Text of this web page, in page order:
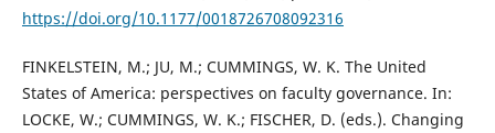
https://doi.org/10.1177/0018726708092316
FINKELSTEIN, M.; JU, M.; CUMMINGS, W. K. The United
States of America: perspectives on faculty governance. In:
LOCKE, W.; CUMMINGS, W. K.; FISCHER, D. (eds.). Changing